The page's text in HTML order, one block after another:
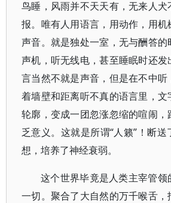
鸟睡，风雨并不天天有，无来人犬
报。唯有人用语言，用动作，用机
声音。就是独处一室，无与酬答的
声机，听无线电，甚至睡眠时还
言当然不就是声音，但是在不中听
着墙壁和距离听不真的语言里，文
轮廓，变成一团忽涨忽缩的喧闹
乏意义。这就是所谓“人籁”！断
想，培养了神经衰弱。
这个世界毕竟是人类主宰管领
一切。聚合了大自然的万千喉舌